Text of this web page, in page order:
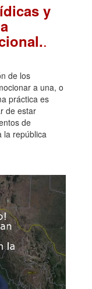
y
.
de los
a una, o
práctica es
de estar
de
la república